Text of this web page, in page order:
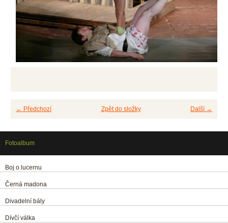
← Předchozí Další →
Zpět do složky
Fotoalbum
Boj o lucernu
Černá madona
Divadelní bály
Dívčí válka